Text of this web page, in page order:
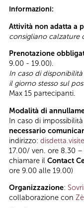
Informazioni:
Attività non adatta a
consigliano calzature
Prenotazione
9.00 - 19.00).
In caso di
il giorno stesso sul
Max 15 partecipanti.
Modalità di
In caso di
necessario
indirizzo:
17.00/ ven. ore 8.30 –
chiamare il Contact
ore 9.00 alle 19.00)
Organizzazione:
collaborazione con